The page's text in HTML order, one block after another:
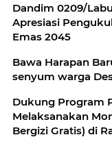
Dandim 0209/
Apresiasi
Emas 2045
Bawa Harapan
senyum warga
Dukung Program
Melaksanakan
Bergizi Gratis) di